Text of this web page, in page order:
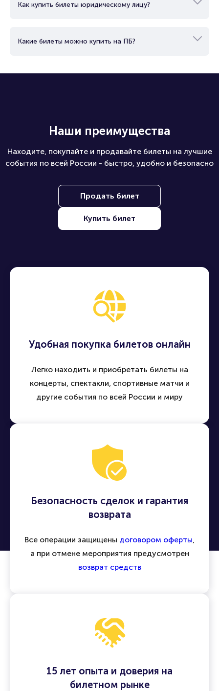
Как купить билеты юридическому лицу?
Какие билеты можно купить на ПБ?
Наши преимущества
Находите, покупайте и продавайте билеты на лучшие
события по всей России - быстро, удобно и безопасно
Продать билет
Купить билет
Удобная покупка билетов онлайн
Легко находить и приобретать билеты на
концерты, спектакли, спортивные матчи и
другие события по всей России и миру
Безопасность сделок и гарантия
возврата
Все операции защищены договором оферты,
а при отмене мероприятия предусмотрен
возврат средств
15 лет опыта и доверия на
билетном рынке